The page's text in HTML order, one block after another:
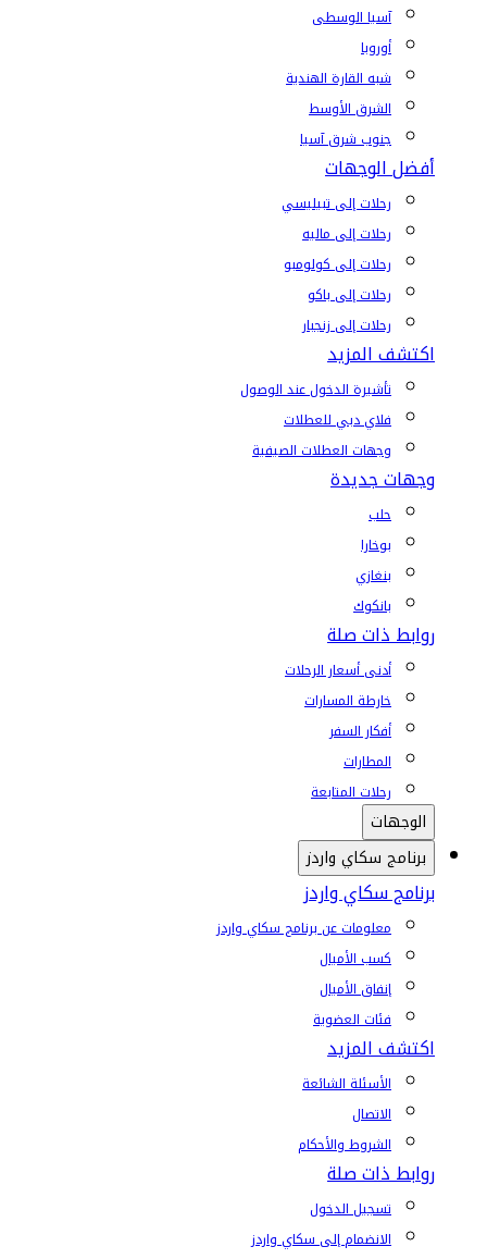
آسيا الوسطى
أوروبا
شبه القارة الهندية
الشرق الأوسط
جنوب شرق آسيا
أفضل الوجهات
رحلات إلى تبيليسي
رحلات إلى ماليه
رحلات إلى كولومبو
رحلات إلى باكو
رحلات إلى زنجبار
اكتشف المزيد
تأشيرة الدخول عند الوصول
فلاي دبي للعطلات
وجهات العطلات الصيفية
وجهات جديدة
حلب
بوخارا
بنغازي
بانكوك
روابط ذات صلة
أدنى أسعار الرحلات
خارطة المسارات
أفكار السفر
المطارات
رحلات المتابعة
الوجهات
برنامج سكاي واردز
برنامج سكاي واردز
معلومات عن برنامج سكاي واردز
كسب الأميال
إنفاق الأميال
فئات العضوية
اكتشف المزيد
الأسئلة الشائعة
الاتصال
الشروط والأحكام
روابط ذات صلة
تسجيل الدخول
الانضمام إلى سكاي واردز